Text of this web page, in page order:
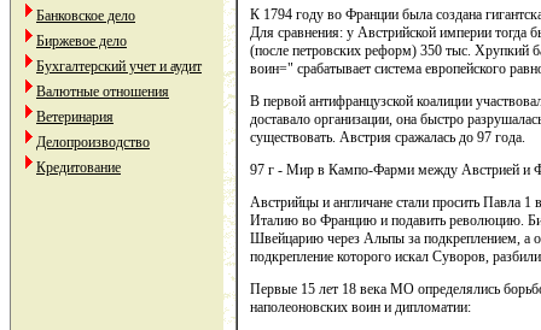
Банковское дело
Биржевое дело
Бухгалтерский учет и аудит
Валютные отношения
Ветеринария
Делопроизводство
Кредитование
К 1794 году во Франции была создана
Для сравнения: у Австрийской империи тогда
(после петровских реформ) 350 тыс. Хрупкий
воин=" срабатывает система европейского
В первой антифранцузской коалиции
доставало организации, она быстро
существовать. Австрия сражалась до 97 года.
97 г - Мир в Кампо-Фарми между Австрией и
Австрийцы и англичане стали просить Павла
Италию во Францию и подавить революцию.
Швейцарию через Альпы за подкреплением, а
подкрепление которого искал Суворов,
Первые 15 лет 18 века МО определялись
наполеоновских воин и дипломатии: